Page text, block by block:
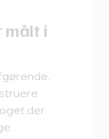
målt i
der